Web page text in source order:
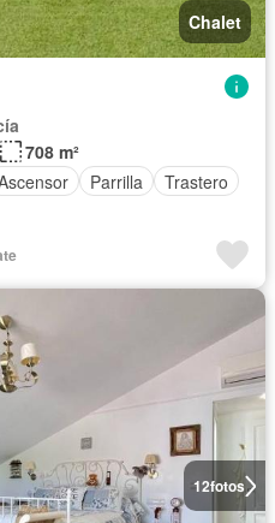
Chalet
708 m²
Parrilla
Trastero
12fotos